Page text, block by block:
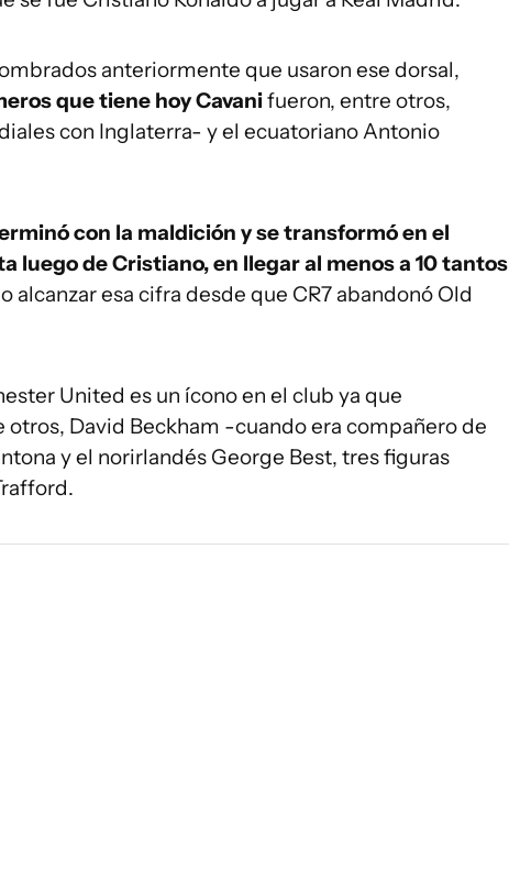
anteriormente que usaron ese dorsal,
que tiene hoy Cavani fueron, entre otros,
con Inglaterra- y el ecuatoriano Antonio
con la maldición y se transformó en el
luego de Cristiano, en llegar al menos a 10 tantos
alcanzar esa cifra desde que CR7 abandonó Old
United es un ícono en el club ya que
David Beckham -cuando era compañero de
y el norirlandés George Best, tres figuras